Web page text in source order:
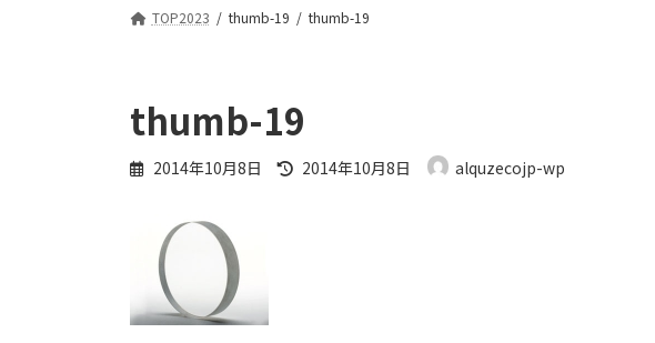
TOP2023 thumb-19 thumb-19
thumb-19
2014年10月8日
最
2014年10月8日 alquzecojp-wp